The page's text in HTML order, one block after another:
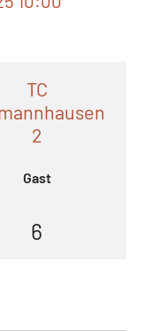
TC
2
Gast
6